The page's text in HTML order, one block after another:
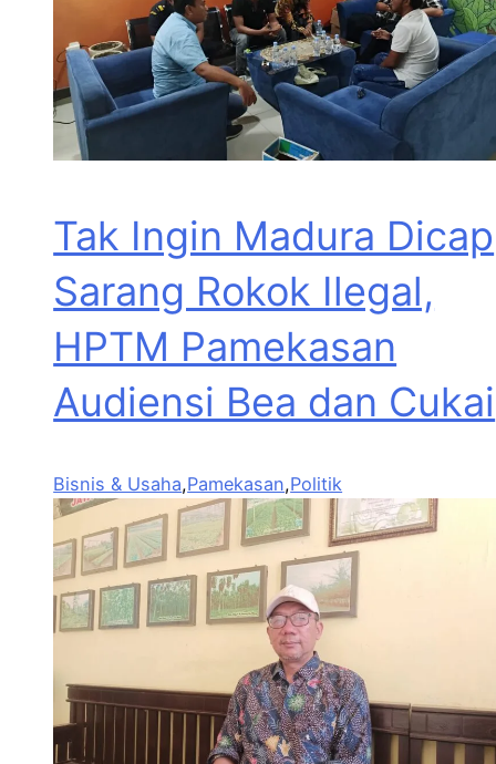
Tak Ingin Madura Dicap
Sarang Rokok Ilegal,
HPTM Pamekasan
Audiensi Bea dan Cukai
Bisnis & Usaha,Pamekasan,Politik